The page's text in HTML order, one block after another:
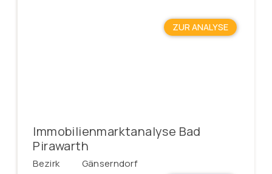
ZUR ANALYSE
Immobilienmarktanalyse Bad
Pirawarth
Bezirk Gänserndorf